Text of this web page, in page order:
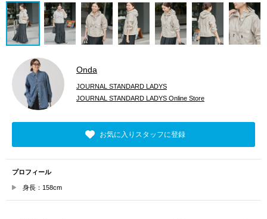
Onda
JOURNAL STANDARD LADYS
JOURNAL STANDARD LADYS Online Store
お気に入りスタッフに登録
プロフィール
身長：158cm